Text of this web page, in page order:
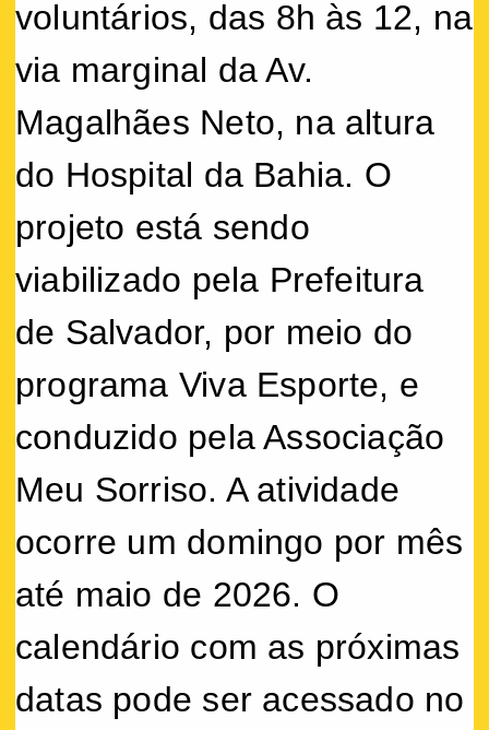
voluntários, das 8h às 12, na
via marginal da Av.
Magalhães Neto, na altura
do Hospital da Bahia. O
projeto está sendo
viabilizado pela Prefeitura
de Salvador, por meio do
programa Viva Esporte, e
conduzido pela Associação
Meu Sorriso. A atividade
ocorre um domingo por mês
até maio de 2026. O
calendário com as próximas
datas pode ser acessado no